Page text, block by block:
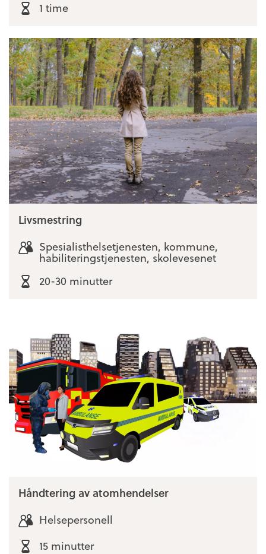
1 time
Livsmestring
Spesialisthelsetjenesten, kommune,
habiliteringstjenesten, skolevesenet
20-30 minutter
Håndtering av atomhendelser
Helsepersonell
15 minutter